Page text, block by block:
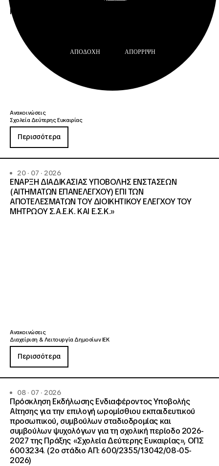
Πράξης «Σχολεία Δεύτερης Ευκαιρίας», ΟΠΣ 6003234.
Ανακοινώσεις
Σχολεία Δεύτερης Ευκαιρίας
Περισσότερα
20 · 07 · 2026
ΕΝΑΡΞΗ ΔΙΑΔΙΚΑΣΙΑΣ ΥΠΟΒΟΛΗΣ ΕΝΣΤΑΣΕΩΝ
(ΑΙΤΗΜΑΤΩΝ ΕΠΑΝΕΛΕΓΧΟΥ) ΕΠΙ ΤΩΝ
ΑΠΟΤΕΛΕΣΜΑΤΩΝ ΤΟΥ ΔΙΟΙΚΗΤΙΚΟΥ ΕΛΕΓΧΟΥ ΤΟΥ
ΜΗΤΡΩΟΥ Σ.Α.Ε.Κ. ΚΑΙ Ε.Σ.Κ.»
Ανακοινώσεις
Διαχείριση & Λειτουργία Δημοσίων ΙΕΚ
Περισσότερα
08 · 07 · 2026
Πρόσκληση Εκδήλωσης Ενδιαφέροντος Υποβολής
Αίτησης για την επιλογή ωρομίσθιου εκπαιδευτικού
προσωπικού, συμβούλων σταδιοδρομίας και
συμβούλων ψυχολόγων για τη σχολική περίοδο 2026-
2027 της Πράξης «Σχολεία Δεύτερης Ευκαιρίας», ΟΠΣ
6003234. (2ο στάδιο ΑΠ: 600/2355/13042/08-05-
2026)
ΑΠΟΔΟΧΉ ΑΠΌΡΡΙΨΗ